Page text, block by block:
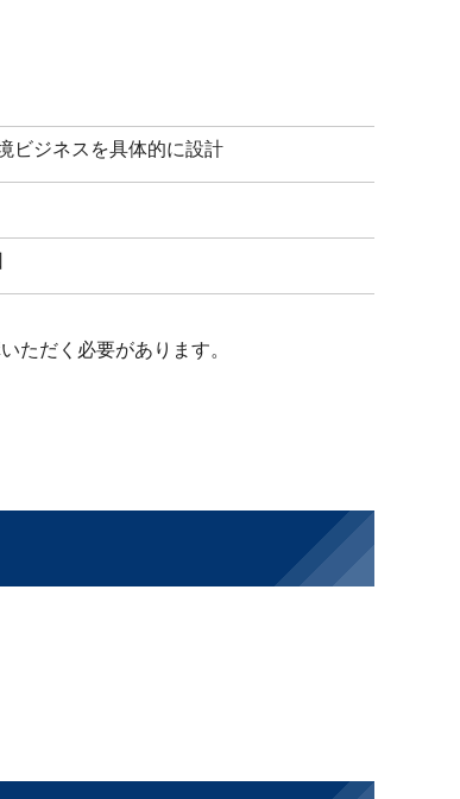
ビジネスを具体的に設計
ただく必要があります。